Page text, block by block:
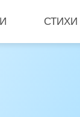
СТИХИ